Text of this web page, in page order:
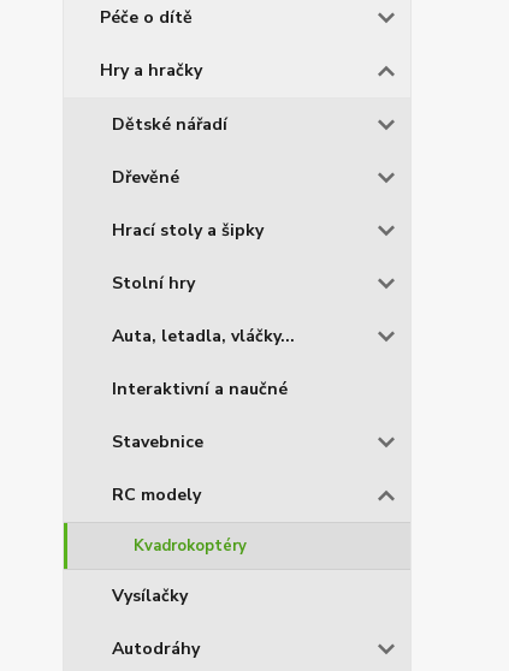
Péče o dítě
Hry a hračky
Dětské nářadí
Dřevěné
Hrací stoly a šipky
Stolní hry
Auta, letadla, vláčky...
Interaktivní a naučné
Stavebnice
RC modely
Kvadrokoptéry
Vysílačky
Autodráhy